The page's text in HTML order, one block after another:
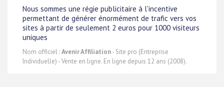
Nous sommes une régie publicitaire à l'incentive
permettant de générer énormément de trafic vers vos
sites à partir de seulement 2 euros pour 1000 visiteurs
uniques
Nom officiel :Avenir Affiliation- Site pro (Entreprise
Individuelle) - Vente en ligne. En ligne depuis 12 ans (2008).